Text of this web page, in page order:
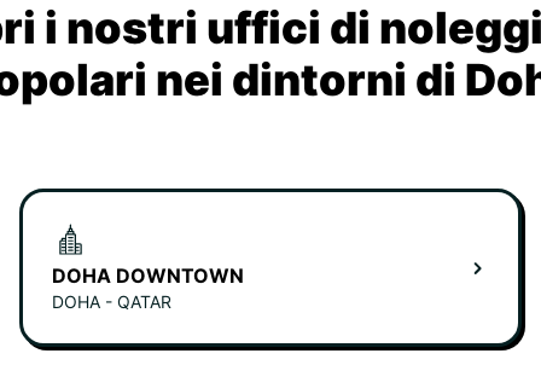
i nostri uffici di
nei dintorni di
DOHA DOWNTOWN
DOHA - QATAR